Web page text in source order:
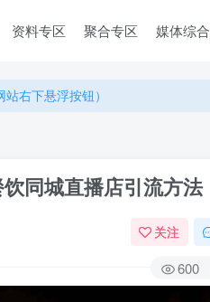
资料专区 聚合专区 媒体综合
站右下悬浮按钮）
右下悬浮按钮）
同城直播店引流方法
关注
600